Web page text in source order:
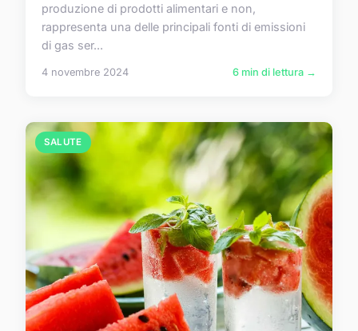
produzione di prodotti alimentari e non,
rappresenta una delle principali fonti di emissioni
di gas ser...
4 novembre 2024 6 min di lettura →
SALUTE